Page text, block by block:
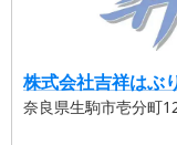
株式会社吉祥はぶ
奈良県生駒市壱分町